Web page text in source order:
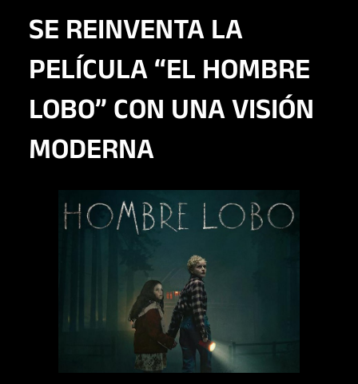
SE REINVENTA LA
PELÍCULA “EL HOMBRE
LOBO” CON UNA VISIÓN
MODERNA